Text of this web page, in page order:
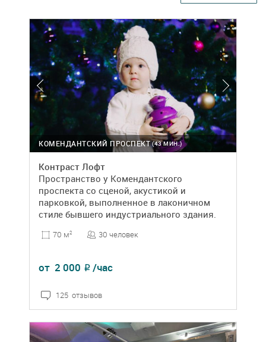
(43 МИН.)
КОМЕНДАНТСКИЙ ПРОСПЕКТ
Контраст Лофт
Пространство у Комендантского
проспекта со сценой, акустикой и
парковкой, выполненное в лаконичном
стиле бывшего индустриального здания.
70 м2 30 человек
от 2 000 ₽ /час
125 отзывов